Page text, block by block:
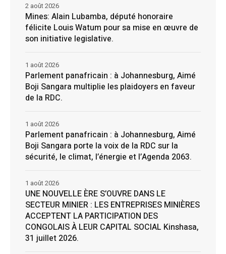
Mines: Alain Lubamba, député honoraire
félicite Louis Watum pour sa mise en œuvre de
son initiative legislative.
2 août 2026
Parlement panafricain : à Johannesburg, Aimé
Boji Sangara multiplie les plaidoyers en faveur
de la RDC.
1 août 2026
Parlement panafricain : à Johannesburg, Aimé
Boji Sangara porte la voix de la RDC sur la
sécurité, le climat, l’énergie et l’Agenda 2063.
1 août 2026
UNE NOUVELLE ÈRE S’OUVRE DANS LE
SECTEUR MINIER : LES ENTREPRISES MINIÈRES
ACCEPTENT LA PARTICIPATION DES
CONGOLAIS À LEUR CAPITAL SOCIAL Kinshasa,
31 juillet 2026.
1 août 2026